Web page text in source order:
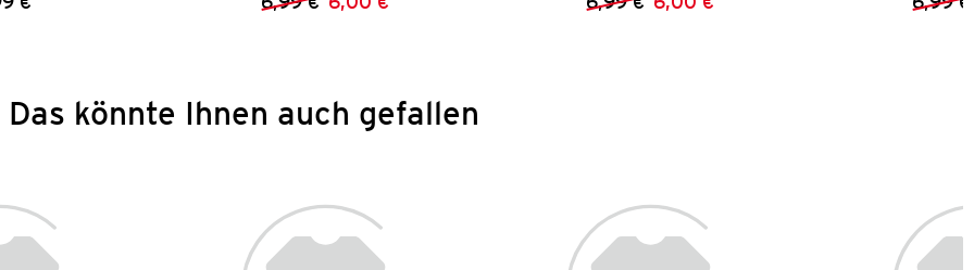
Vorheriger Preis:
Neuer Preis: Vorheriger Preis:
Neuer Preis:
Das könnte Ihnen auch gefallen